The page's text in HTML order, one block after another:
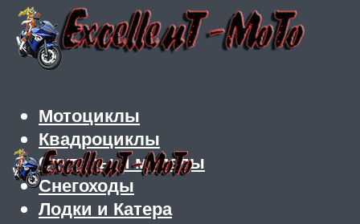
Мотоциклы
Квадроциклы
Скутеры и мопеды
Снегоходы
Лодки и Катера